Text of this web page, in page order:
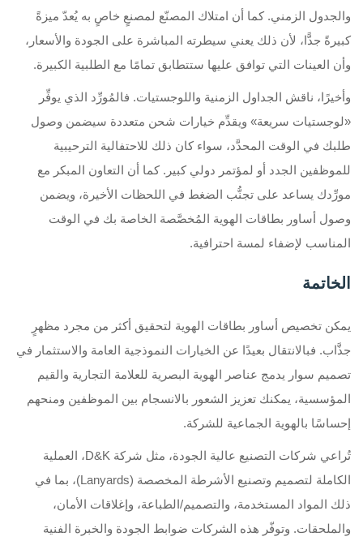
والجدول الزمني. كما أن امتلاك المصنّع لمصنعٍ خاصٍ به يُعدّ ميزةً
كبيرةً جدًّا، لأن ذلك يعني سيطرته المباشرة على الجودة والأسعار،
وأن العينات التي توافق عليها ستتطابق تمامًا مع الطلبية الكبيرة.
وأخيرًا، ناقش الجداول الزمنية واللوجستيات. فالمُورِّد الذي يوفِّر
«لوجستيات سريعة» ويقدِّم خيارات شحن متعددة سيضمن وصول
طلبك في الوقت المحدَّد، سواء كان ذلك للاحتفالية الترحيبية
للموظفين الجدد أو لمؤتمر دولي كبير. كما أن التعاون المبكر مع
مورِّدك يساعد على تجنُّب الضغط في اللحظات الأخيرة، ويضمن
وصول أساور بطاقات الهوية المُخصَّصة الخاصة بك في الوقت
المناسب لإضفاء لمسة احترافية.
الخاتمة
يمكن تخصيص أساور بطاقات الهوية لتحقيق أكثر من مجرد مظهرٍ
جذَّاب. فبالانتقال بعيدًا عن الخيارات النموذجية العامة والاستثمار في
تصميم سوار يدمج عناصر الهوية البصرية للعلامة التجارية والقيم
المؤسسية، يمكنك تعزيز الشعور بالانسجام بين الموظفين ومنحهم
إحساسًا بالهوية الجماعية للشركة.
تُراعي شركات التصنيع عالية الجودة، مثل شركة D&K، العملية
الكاملة لتصميم وتصنيع الأشرطة المخصصة (Lanyards)، بما في
ذلك المواد المستخدمة، والتصميم/الطباعة، وإغلاقات الأمان،
والملحقات. وتوفّر هذه الشركات ضوابط الجودة والخبرة الفنية